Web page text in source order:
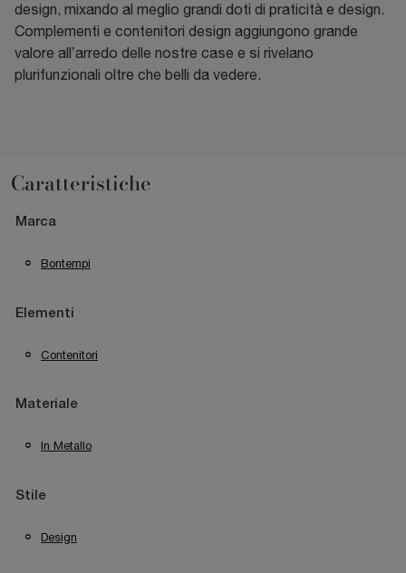
design, mixando al meglio grandi doti di praticità e design.
Complementi e contenitori design aggiungono grande
valore all’arredo delle nostre case e si rivelano
plurifunzionali oltre che belli da vedere.
Caratteristiche
Marca
Bontempi
Elementi
Contenitori
Materiale
In Metallo
Stile
Design